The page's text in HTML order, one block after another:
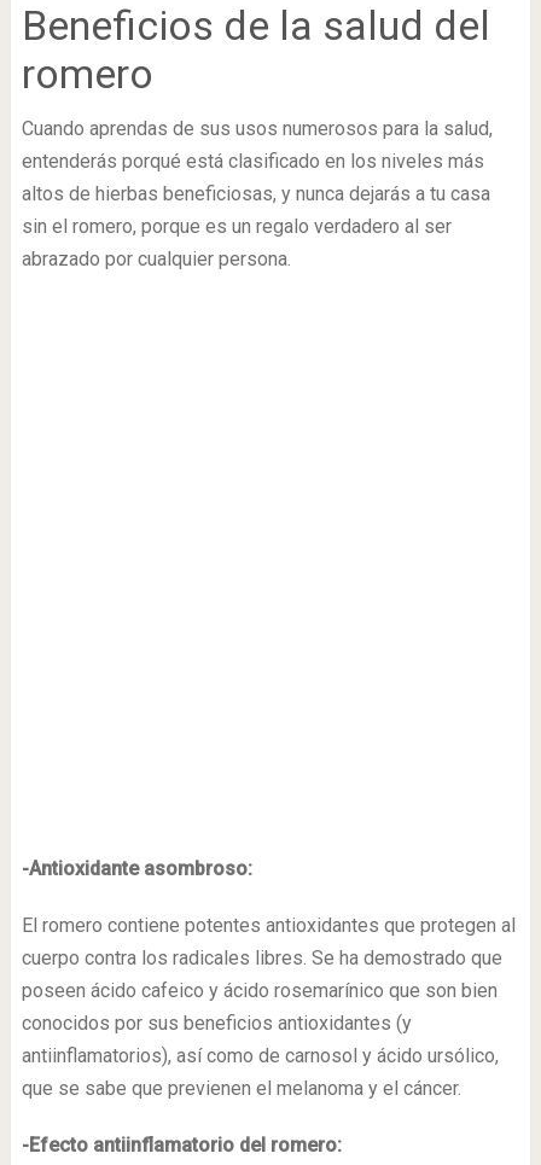
Beneficios de la salud del
romero
Cuando aprendas de sus usos numerosos para la salud,
entenderás porqué está clasificado en los niveles más
altos de hierbas beneficiosas, y nunca dejarás a tu casa
sin el romero, porque es un regalo verdadero al ser
abrazado por cualquier persona.
-Antioxidante asombroso:
El romero contiene potentes antioxidantes que protegen al
cuerpo contra los radicales libres. Se ha demostrado que
poseen ácido cafeico y ácido rosemarínico que son bien
conocidos por sus beneficios antioxidantes (y
antiinflamatorios), así como de carnosol y ácido ursólico,
que se sabe que previenen el melanoma y el cáncer.
-Efecto antiinflamatorio del romero: